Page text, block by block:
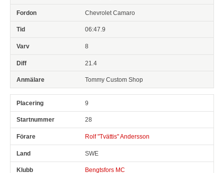
Chevrolet Camaro
06:47.9
8
21.4
Tommy Custom Shop
9
28
Rolf "Tvättis" Andersson
SWE
Bengtsfors MC